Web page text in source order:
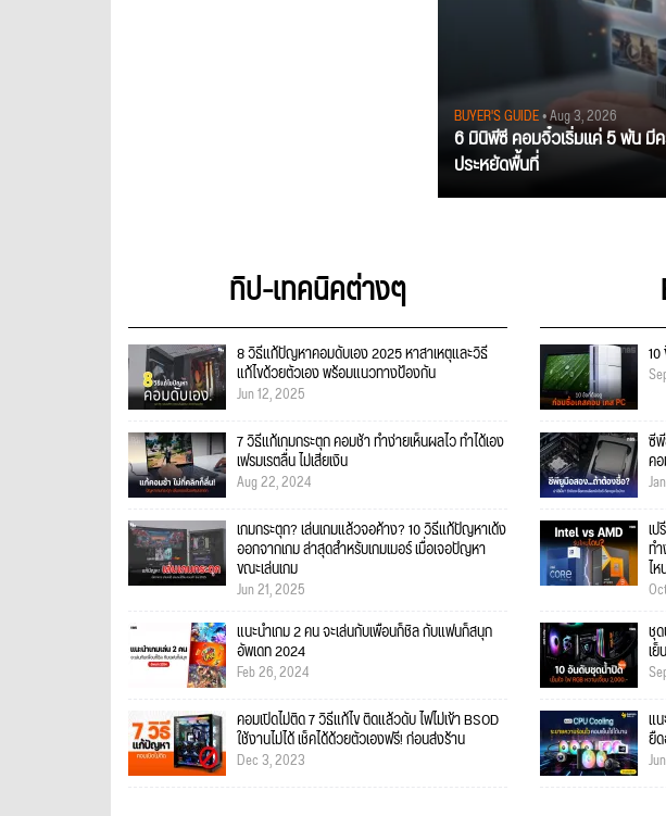
BUYER'S GUIDE• Aug 3, 2026
6 มินิพีซี คอมจิ๋วเริ่มแค่ 5 พัน มี
ประหยัดพื้นที่
ทิป-เทคนิคต่างๆ
8 วิธีแก้ปัญหาคอมดับเอง 2025 หาสาเหตุและวิธี
แก้ไขด้วยตัวเอง พร้อมแนวทางป้องกัน
Jun 12, 2025
7 วิธีแก้เกมกระตุก คอมช้า ทำง่ายเห็นผลไว ทำได้เอง
เฟรมเรตลื่น ไม่เสียเงิน
Aug 22, 2024
เกมกระตุก? เล่นเกมแล้วจอค้าง? 10 วิธีแก้ปัญหาเด้ง
ออกจากเกม ล่าสุดสำหรับเกมเมอร์ เมื่อเจอปัญหา
ขณะเล่นเกม
Jun 21, 2025
แนะนำเกม 2 คน จะเล่นกับเพื่อนก็ชิล กับแฟนก็สนุก
อัพเดท 2024
Feb 26, 2024
คอมเปิดไม่ติด 7 วิธีแก้ไข ติดแล้วดับ ไฟไม่เข้า BSOD
ใช้งานไม่ได้ เช็คได้ด้วยตัวเองฟรี! ก่อนส่งร้าน
Dec 3, 2023
ซี
ค
เ
ท
ไ
ชุ
เ
แ
ยื